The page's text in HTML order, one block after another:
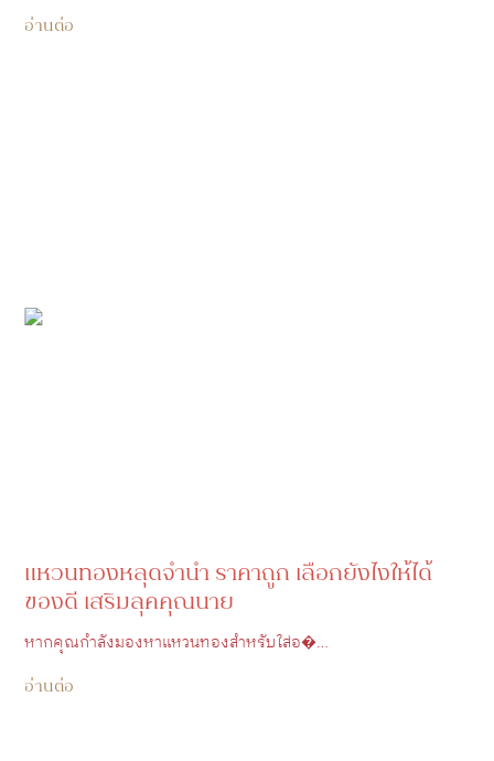
อ่านต่อ
แหวนทองหลุดจํานํา ราคาถูก เลือกยังไงให้ได้
ของดี เสริมลุคคุณนาย
หากคุณกำลังมองหาแหวนทองสำหรับใส่อ�…
อ่านต่อ